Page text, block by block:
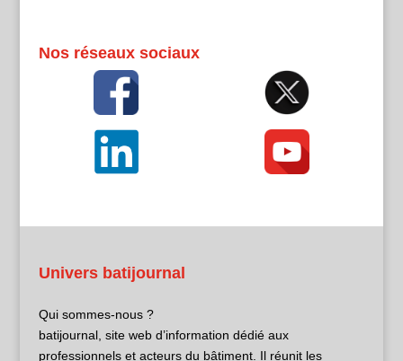
Nos réseaux sociaux
Univers batijournal
Qui sommes-nous ?
batijournal, site web d’information dédié aux
professionnels et acteurs du bâtiment. Il réunit les